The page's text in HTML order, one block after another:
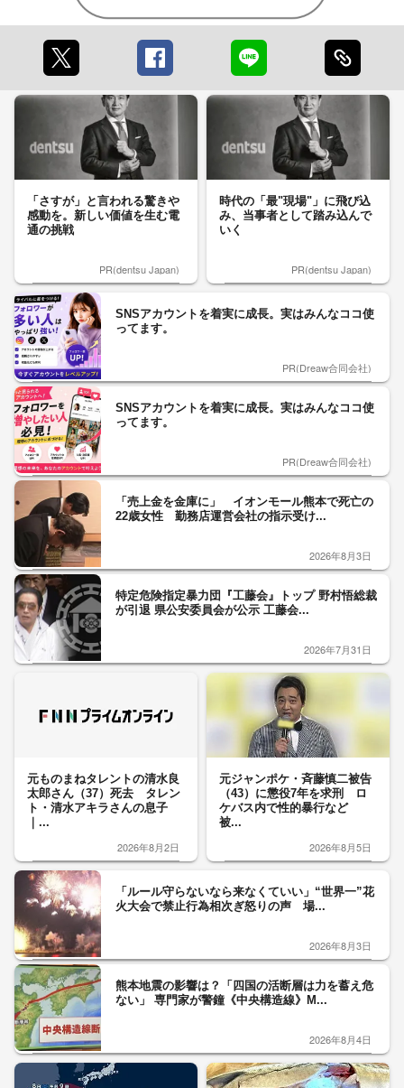
「さすが」と言われる驚きや
感動を。新しい価値を生む電
通の挑戦
PR(dentsu Japan)
時代の「最"現場"」に飛び込
み、当事者として踏み込んで
いく
PR(dentsu Japan)
SNSアカウントを着実に成長。実はみんなココ使
ってます。
PR(Dreaw合同会社)
SNSアカウントを着実に成長。実はみんなココ使
ってます。
PR(Dreaw合同会社)
「売上金を金庫に」 イオンモール熊本で死亡の
22歳女性 勤務店運営会社の指示受け...
2026年8月3日
特定危険指定暴力団『工藤会』トップ 野村悟総裁
が引退 県公安委員会が公示 工藤会...
2026年7月31日
元ものまねタレントの清水良
太郎さん（37）死去 タレン
ト・清水アキラさんの息子
｜...
2026年8月2日
元ジャンポケ・斉藤慎二被告
（43）に懲役7年を求刑 ロ
ケバス内で性的暴行など
被...
2026年8月5日
「ルール守らないなら来なくていい」“世界一”花
火大会で禁止行為相次ぎ怒りの声 場...
2026年8月3日
熊本地震の影響は？「四国の活断層は力を蓄え危
ない」 専門家が警鐘《中央構造線》M...
2026年8月4日